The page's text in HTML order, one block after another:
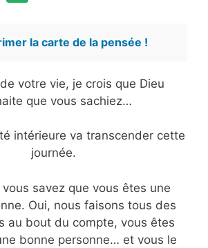
la carte de la pensée !
votre vie, je crois que Dieu
que vous sachiez…
intérieure va transcender cette
journée.
savez que vous êtes une
Oui, nous faisons tous des
au bout du compte, vous êtes
bonne personne… et vous le